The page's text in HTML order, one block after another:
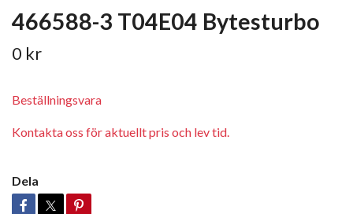
466588-3 T04E04 Bytesturbo
0 kr
Beställningsvara
Kontakta oss för aktuellt pris och lev tid.
Dela